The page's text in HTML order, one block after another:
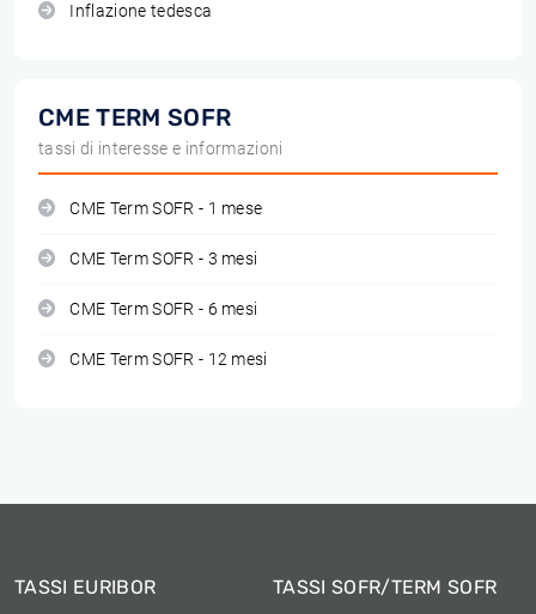
Inflazione tedesca
CME TERM SOFR
tassi di interesse e informazioni
CME Term SOFR - 1 mese
CME Term SOFR - 3 mesi
CME Term SOFR - 6 mesi
CME Term SOFR - 12 mesi
TASSI EURIBOR TASSI SOFR/TERM SOFR